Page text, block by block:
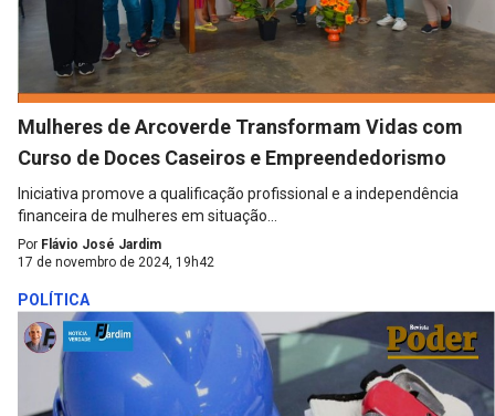
Mulheres de Arcoverde Transformam Vidas com
Curso de Doces Caseiros e Empreendedorismo
Iniciativa promove a qualificação profissional e a independência
financeira de mulheres em situação...
Por Flávio José Jardim
17 de novembro de 2024, 19h42
POLÍTICA